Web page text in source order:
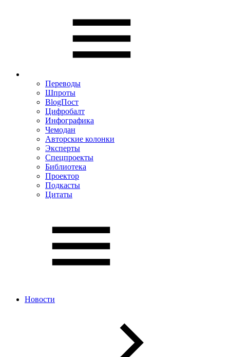
Переводы
Шпроты
BlogПост
Цифробалт
Инфографика
Чемодан
Авторские колонки
Эксперты
Спецпроекты
Библиотека
Проектор
Подкасты
Цитаты
Новости